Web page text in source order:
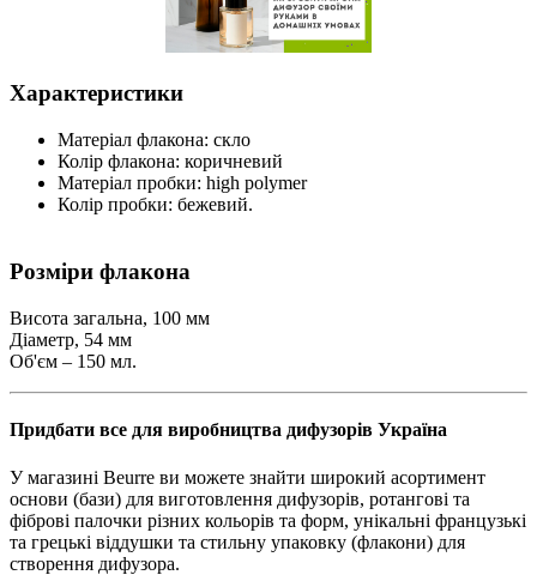
Характеристики
Матеріал флакона: скло
Колір флакона: коричневий
Матеріал пробки: high polymer
Колір пробки: бежевий.
Розміри флакона
Висота загальна, 100 мм
Діаметр, 54 мм
Об'єм – 150 мл.
Придбати все для виробництва дифузорів Україна
У магазині Beurre ви можете знайти широкий асортимент
основи (бази) для виготовлення дифузорів, ротангові та
фіброві палочки різних кольорів та форм, унікальні французькі
та грецькі віддушки та стильну упаковку (флакони) для
створення дифузора.